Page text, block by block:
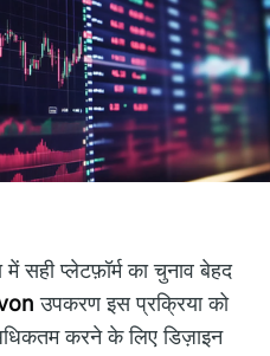
सही प्लेटफ़ॉर्म का चुनाव बेहद
उपकरण इस प्रक्रिया को
करने के लिए डिज़ाइन